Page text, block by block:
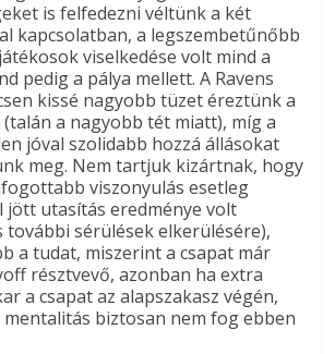
is felfedezni véltünk a két
kapcsolatban, a legszembetűnőbb
viselkedése volt mind a
pedig a pálya mellett. A Ravens
kissé nagyobb tüzet éreztünk a
a nagyobb tét miatt), míg a
jóval szolidabb hozzá állásokat
meg. Nem tartjuk kizártnak, hogy
viszonyulás esetleg
utasítás eredménye volt
további sérülések elkerülésére),
a tudat, miszerint a csapat már
résztvevő, azonban ha extra
a csapat az alapszakasz végén,
mentalitás biztosan nem fog ebben